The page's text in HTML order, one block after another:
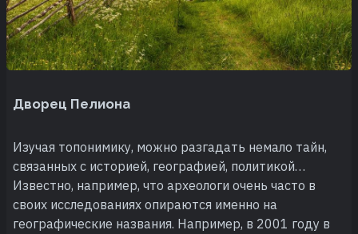
Дворец Пелиона
Изучая топонимику, можно разгадать немало тайн,
связанных с историей, географией, политикой…
Известно, например, что археологи очень часто в
своих исследованиях опираются именно на
географические названия. Например, в 2001 году в